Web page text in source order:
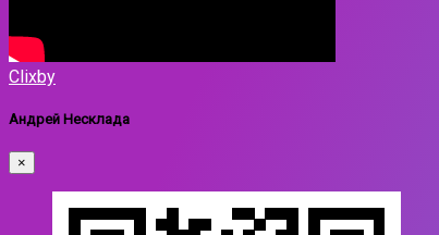
Clixby
Андрей Несклада
×